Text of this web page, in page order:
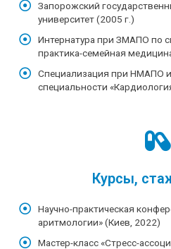
Запорожский
университет (2005 г.)
Интернатура при ЗМАПО по
практика-семейная
Специализация при НМАПО
специальности
Курсы,
Научно-практическая
аритмологии» (Киев, 2022)
Мастер-класс «Стресс-